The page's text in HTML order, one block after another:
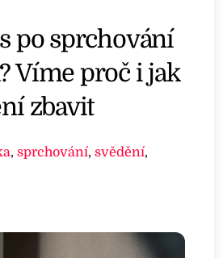
po sprchování
Víme proč i jak
zbavit
,sprchování,svědění,